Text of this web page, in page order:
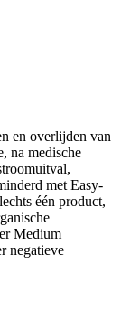
en overlijden van
na medische
met Easy-
één product,
Medium
negatieve